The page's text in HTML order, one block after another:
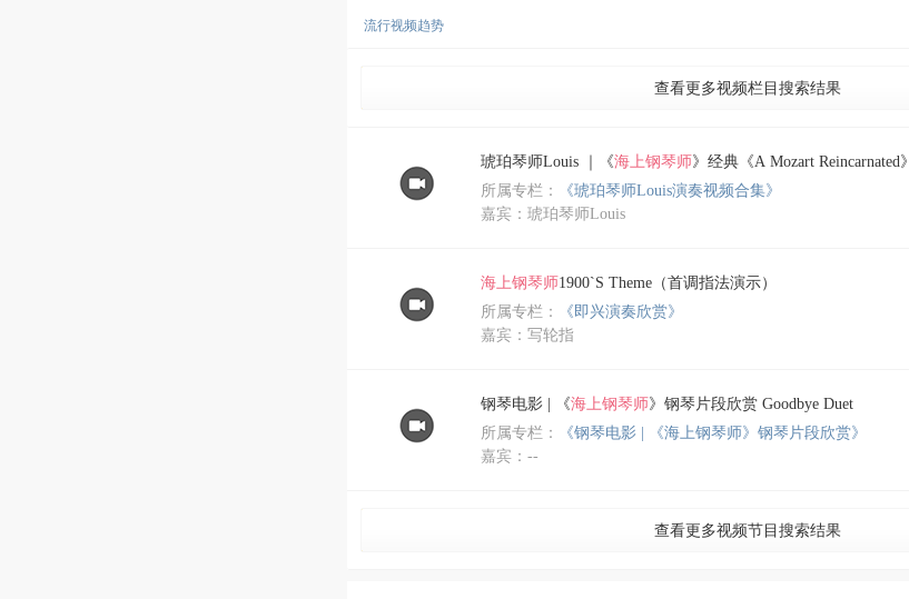
流行视频趋势
查看更多视频栏目搜索结果
琥珀琴师Louis ｜《海上钢琴师》经典《A Mozart Reincarnated》
所属专栏：
《琥珀琴师Louis演奏视频合集》
嘉宾：琥珀琴师Louis
海上钢琴师1900`S Theme（首调指法演示）
所属专栏：
《即兴演奏欣赏》
嘉宾：写轮指
钢琴电影 | 《海上钢琴师》钢琴片段欣赏 Goodbye Duet
所属专栏：
《钢琴电影 | 《海上钢琴师》钢琴片段欣赏》
嘉宾：--
查看更多视频节目搜索结果